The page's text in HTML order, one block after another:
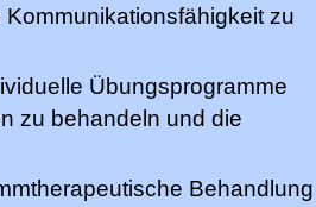
zu
Übungsprogramme
zu behandeln und die
Behandlung